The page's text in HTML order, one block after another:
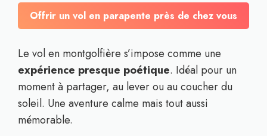
Offrir un vol en parapente près de chez vous
Le vol en montgolfière s’impose comme une
expérience presque poétique. Idéal pour un
moment à partager, au lever ou au coucher du
soleil. Une aventure calme mais tout aussi
mémorable.